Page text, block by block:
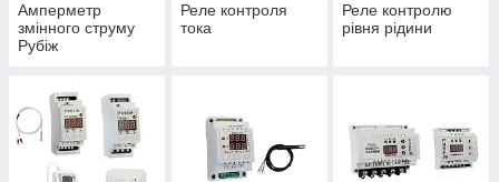
Амперметр
змінного струму
Рубіж
Реле контроля
тока
Реле контролю
рівня рідини